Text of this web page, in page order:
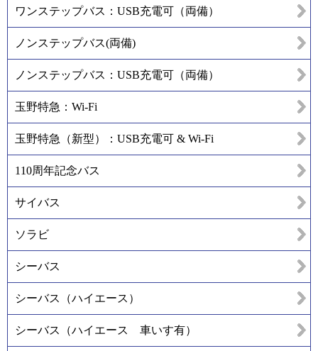
ワンステップバス：USB充電可（両備）
ノンステップバス(両備)
ノンステップバス：USB充電可（両備）
玉野特急：Wi-Fi
玉野特急（新型）：USB充電可 & Wi-Fi
110周年記念バス
サイバス
ソラビ
シーバス
シーバス（ハイエース）
シーバス（ハイエース 車いす有）